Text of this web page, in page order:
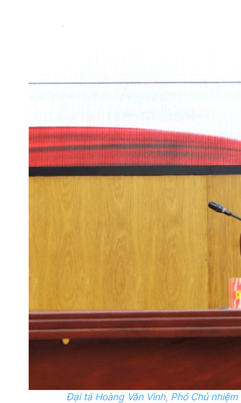
Đại tá Hoàng Văn Vinh, Phó Chủ nhiệm